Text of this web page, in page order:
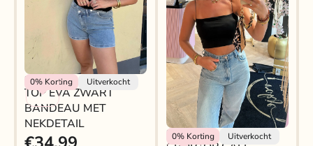
0% Korting Uitverkocht
Rokjeklokje
TOP EVA ZWART
BANDEAU MET
NEKDETAIL
CROPTOP CALI ZWART
0%Korting Uitverkocht
Rokjeklokje